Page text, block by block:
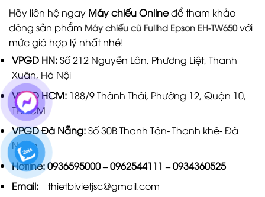
Hãy liên hệ ngay Máy chiếu Onlineđể tham khảo
dòng sản phẩm Máy chiếu cũ Fullhd Epson EH-TW650với
mức giá hợp lý nhất nhé!
VPGD HN:Số 212 Nguyễn Lân, Phương Liệt, Thanh
Xuân, Hà Nội
VPGD HCM: 188/9 Thành Thái, Phường 12, Quận 10,
TP.HCM
VPGD Đà Nẵng:Số 30B Thanh Tân- Thanh khê- Đà
Nẵng
Hotline:0936595000–0962544111 –0934360525
Email:
thietbivietjsc@gmail.com